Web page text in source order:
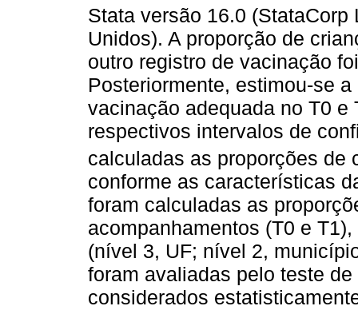
Stata versão 16.0
Unidos). A proporção de
outro registro de vacinação
Posteriormente, estimou-se
vacinação adequada no T0
respectivos intervalos de
calculadas as proporções de
conforme as características
foram calculadas as
acompanhamentos (T0 e
(nível 3, UF; nível 2,
foram avaliadas pelo teste
considerados